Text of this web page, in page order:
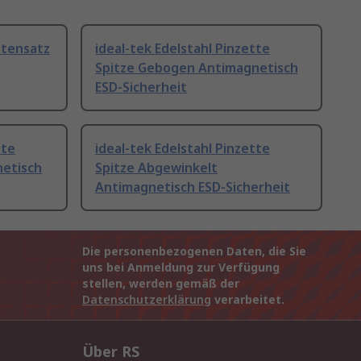
ideal-tek Edelstahl Pinzette
Spitze Gebogen Antimagnetisch
ESD-Sicherheit
ideal-tek Edelstahl Pinzette
Spitze Abgewinkelt
Antimagnetisch ESD-Sicherheit
Die personenbezogenen Daten, die Sie
uns bei Anmeldung zur Verfügung
stellen, werden gemäß der
Datenschutzerklärung verarbeitet.
Über RS